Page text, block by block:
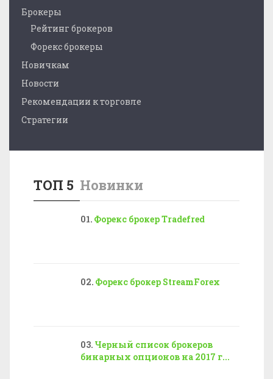
Брокеры
Рейтинг брокеров
Форекс брокеры
Новичкам
Новости
Рекомендации к торговле
Стратегии
ТОП 5 Новинки
Форекс брокер Tradefred
Форекс брокер StreamForex
Черный список брокеров
бинарных опционов на 2017 г...